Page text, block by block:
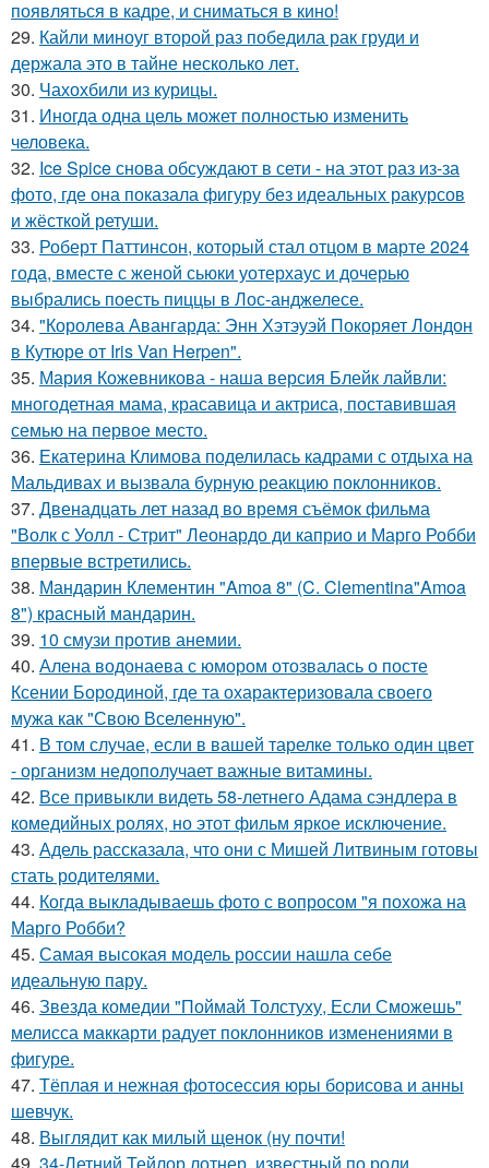
появляться в кадре, и сниматься в кино!
29. Кайли миноуг второй раз победила рак груди и
держала это в тайне несколько лет.
30. Чахохбили из курицы.
31. Иногда одна цель может полностью изменить
человека.
32. Ice Spice снова обсуждают в сети - на этот раз из-за
фото, где она показала фигуру без идеальных ракурсов
и жёсткой ретуши.
33. Роберт Паттинсон, который стал отцом в марте 2024
года, вместе с женой сьюки уотерхаус и дочерью
выбрались поесть пиццы в Лос-анджелесе.
34. "Королева Авангарда: Энн Хэтэуэй Покоряет Лондон
в Кутюре от Iris Van Herpen".
35. Мария Кожевникова - наша версия Блейк лайвли:
многодетная мама, красавица и актриса, поставившая
семью на первое место.
36. Екатерина Климова поделилась кадрами с отдыха на
Мальдивах и вызвала бурную реакцию поклонников.
37. Двенадцать лет назад во время съёмок фильма
"Волк с Уолл - Стрит" Леонардо ди каприо и Марго Робби
впервые встретились.
38. Мандарин Клементин "Amoa 8" (C. Clementina"Amoa
8") красный мандарин.
39. 10 смузи против анемии.
40. Алена водонаева с юмором отозвалась о посте
Ксении Бородиной, где та охарактеризовала своего
мужа как "Свою Вселенную".
41. В том случае, если в вашей тарелке только один цвет
- организм недополучает важные витамины.
42. Все привыкли видеть 58-летнего Адама сэндлера в
комедийных ролях, но этот фильм яркое исключение.
43. Адель рассказала, что они с Мишей Литвиным готовы
стать родителями.
44. Когда выкладываешь фото с вопросом "я похожа на
Марго Робби?
45. Самая высокая модель россии нашла себе
идеальную пару.
46. Звезда комедии "Поймай Толстуху, Если Сможешь"
мелисса маккарти радует поклонников изменениями в
фигуре.
47. Тёплая и нежная фотосессия юры борисова и анны
шевчук.
48. Выглядит как милый щенок (ну почти!
49. 34-Летний Тейлор лотнер, известный по роли